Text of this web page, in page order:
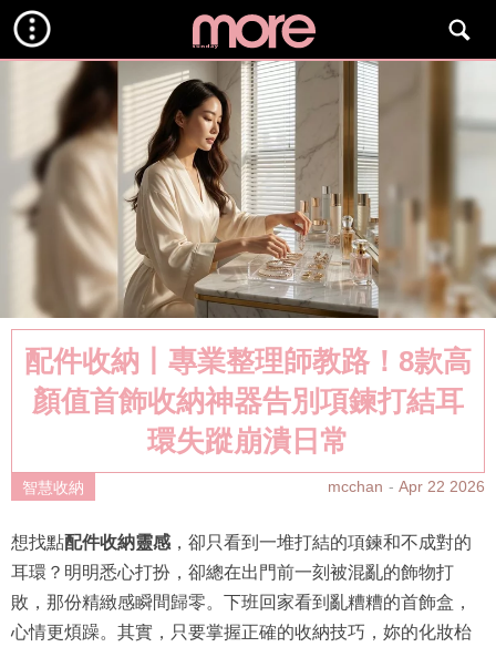
配件收納丨專業整理師教路！8款高
顏值首飾收納神器告別項鍊打結耳
環失蹤崩潰日常
智慧收納 mcchan Apr 22 2026
想找點配件收納靈感 ，卻只看到一堆打結的項鍊和不成對的
耳環？明明悉心打扮，卻總在出門前一刻被混亂的飾物打
敗，那份精緻感瞬間歸零。下班回家看到亂糟糟的首飾盒，
心情更煩躁。其實，只要掌握正確的收納技巧，妳的化妝枱